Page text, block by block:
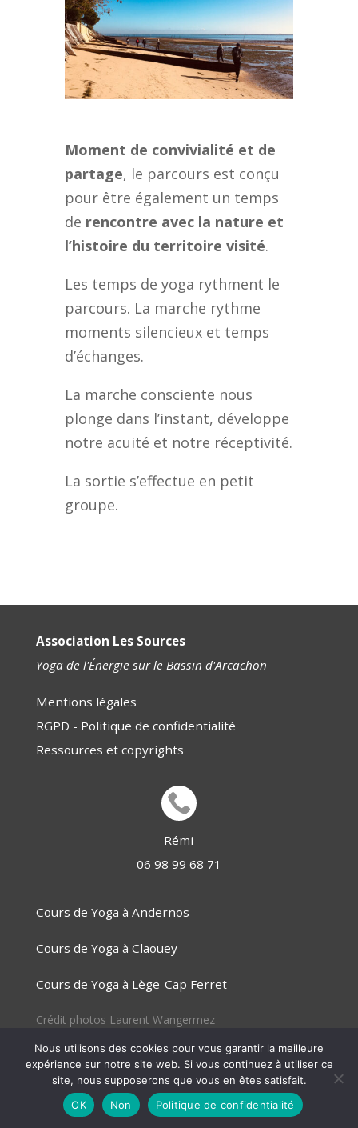
Moment de convivialité et de
partage, le parcours est conçu
pour être également un temps
de rencontre avec la nature et
l’histoire du territoire visité.
Les temps de yoga rythment le
parcours. La marche rythme
moments silencieux et temps
d’échanges.
La marche consciente nous
plonge dans l’instant, développe
notre acuité et notre réceptivité.
La sortie s’effectue en petit
groupe.
Association Les Sources
Yoga de l'Énergie sur le Bassin d'Arcachon
Mentions légales
RGPD - Politique de confidentialité
Ressources et copyrights

Rémi
06 98 99 68 71
Cours de Yoga à Andernos
Cours de Yoga à Claouey
Cours de Yoga à Lège-Cap Ferret
Crédit photos Laurent Wangermez
© 2026 Association Les Sources
XTAND| Solutions web WordPress et Magento Commerce
Nous utilisons des cookies pour vous garantir la meilleure
expérience sur notre site web. Si vous continuez à utiliser ce
site, nous supposerons que vous en êtes satisfait.
OK
Non Politique de confidentialité